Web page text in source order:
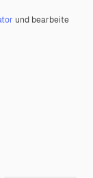
und bearbeite